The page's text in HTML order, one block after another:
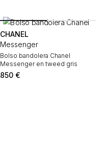
CHANEL
Messenger
Bolso bandolera Chanel
Messenger en tweed gris
850 €